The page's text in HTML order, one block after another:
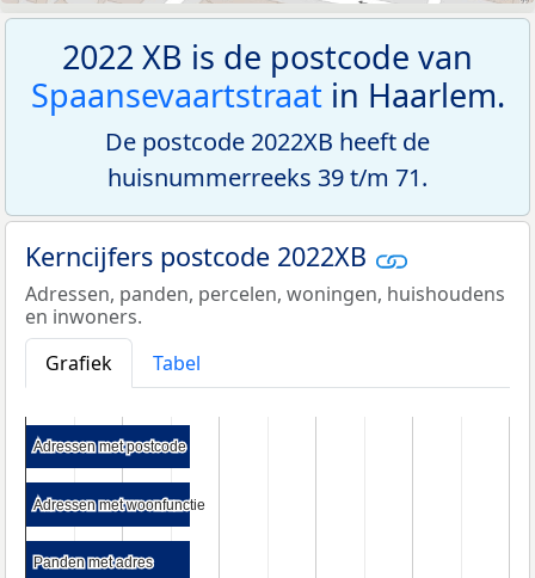
2022 XB is de postcode van
Spaansevaartstraatin Haarlem.
De postcode 2022XB heeft de
huisnummerreeks 39 t/m 71.
Kerncijfers postcode 2022XB
Adressen, panden, percelen, woningen, huishoudens
en inwoners.
Grafiek
Tabel
Adressen met postcode
Adressen met postcode
Adressen met woonfunctie
Adressen met woonfunctie
Panden met adres
Panden met adres